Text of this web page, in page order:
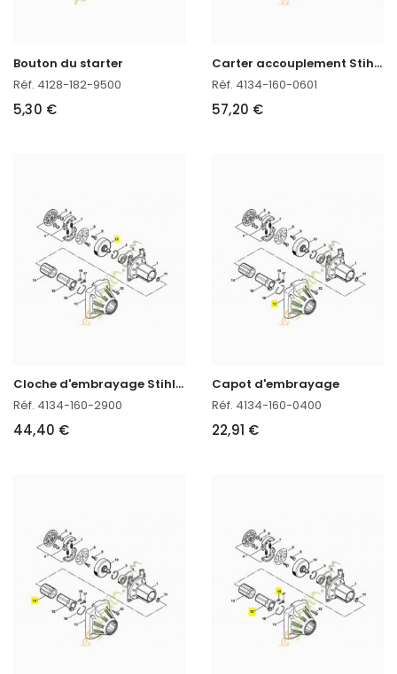
Bouton du starter
Réf. 4128-182-9500
5,30 €
C
arter accouplement Stihl réf. 4134-160-0601
Réf. 4134-160-0601
57,20 €
C
loche d'embrayage Stihl réf. 4134-160-2900
Réf. 4134-160-2900
44,40 €
Capot d'embrayage
Réf. 4134-160-0400
22,91 €